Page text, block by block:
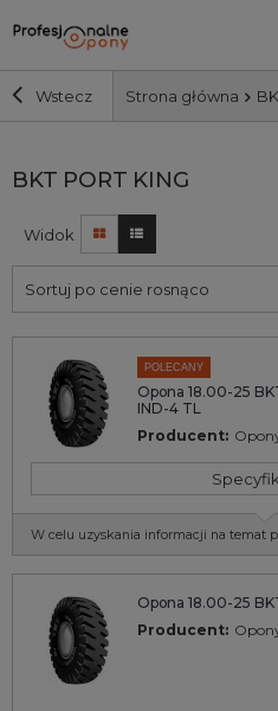
Wstecz Strona główna
Szerokość i profil
Średnica
Producent
Bieżnik
Nośność
BKT PORT KING
Widok
Sortuj po cenie rosnąco
POLECANY
Opona 18.00-25
IND-4 TL
Producent:
W celu uzyskania informacji na temat
Opona 18.00-25
Producent: